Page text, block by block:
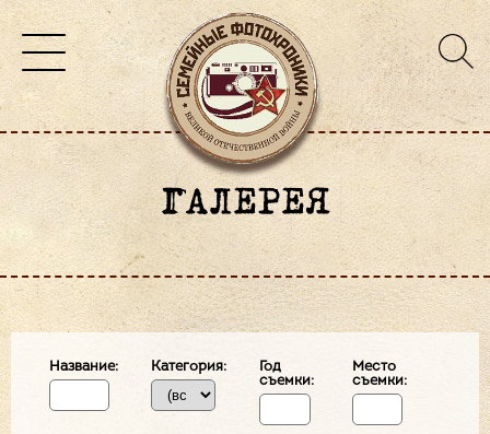
ГАЛЕРЕЯ
Название: Категория:
Год
съемки:
Место
съемки: